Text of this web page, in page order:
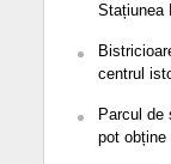
Stațiunea
centrul
Parcul de
pot obține